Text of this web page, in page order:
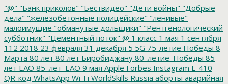
"@" "Банк приколов" "Бествидео" "Дети войны" "Добрые
дела" "железобетонные полицейские" "ленивые"
малоимущие "обманутые дольщики" "Рентгенологический
субботник" "Цементный поток" @ 1 класс 1 мая 1 сентября
112 2018 23 февраля 31 декабря 5 5G 75-летие Победы 8
Марта 80 лет 80 лет Биробиджану 80_летие_Победы 85
лет ЕАО 85_лет_ЕАО 9 мая Apple Forbes Instagram L-410
QR-код WhatsApp Wi-Fi WorldSkills Russia аборты аварийная